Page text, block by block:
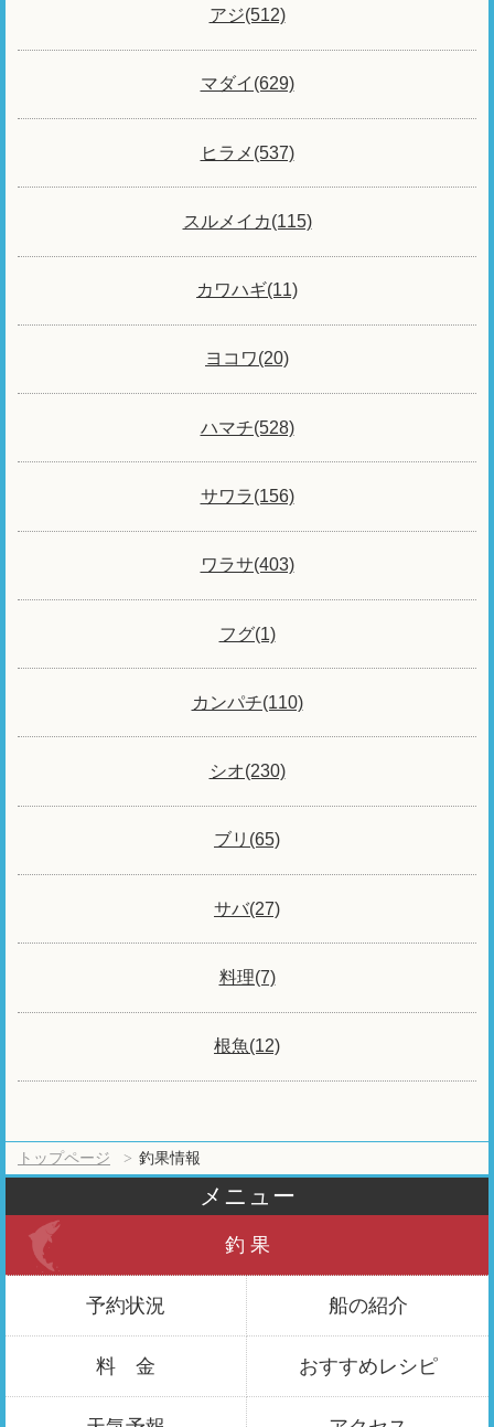
アジ(512)
マダイ(629)
ヒラメ(537)
スルメイカ(115)
カワハギ(11)
ヨコワ(20)
ハマチ(528)
サワラ(156)
ワラサ(403)
フグ(1)
カンパチ(110)
シオ(230)
ブリ(65)
サバ(27)
料理(7)
根魚(12)
トップページ 釣果情報
メニュー
釣 果
予約状況 船の紹介
料 金 おすすめレシピ